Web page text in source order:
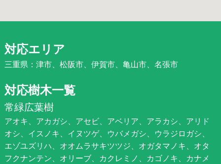
対応エリア
三重県：津市、松阪市、伊賀市、亀山市、名張市
対応樹木一覧
常緑広葉樹
アオキ、アカガシ、アセビ、アベリア、アラカシ、アリド
オシ、イスノキ、イヌツゲ、ウバメガシ、ウラジロガシ、
エゾユズリハ、オオムラサキツツジ、オガタマノキ、オタ
フクナンテン、オリーブ、カクレミノ、カゴノキ、カナメ